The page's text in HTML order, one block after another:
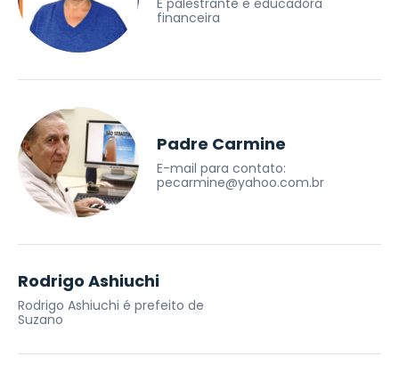
É palestrante e educadora
financeira
Padre Carmine
E-mail para contato:
pecarmine@yahoo.com.br
Rodrigo Ashiuchi
Rodrigo Ashiuchi é prefeito de
Suzano